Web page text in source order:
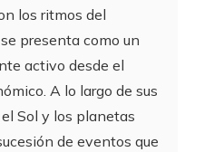
los ritmos del
presenta como un
activo desde el
A lo largo de sus
Sol y los planetas
de eventos que